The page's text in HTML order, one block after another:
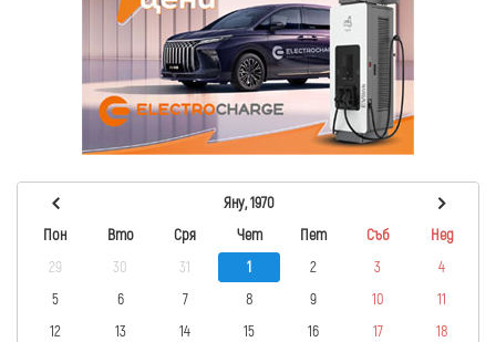
Яну, 1970
Пон
Вто Сря Чет Пет Съб
Нед
29
30 31 1 2 3
4
5
6 7 8 9 10
11
12
13 14 15 16 17 18